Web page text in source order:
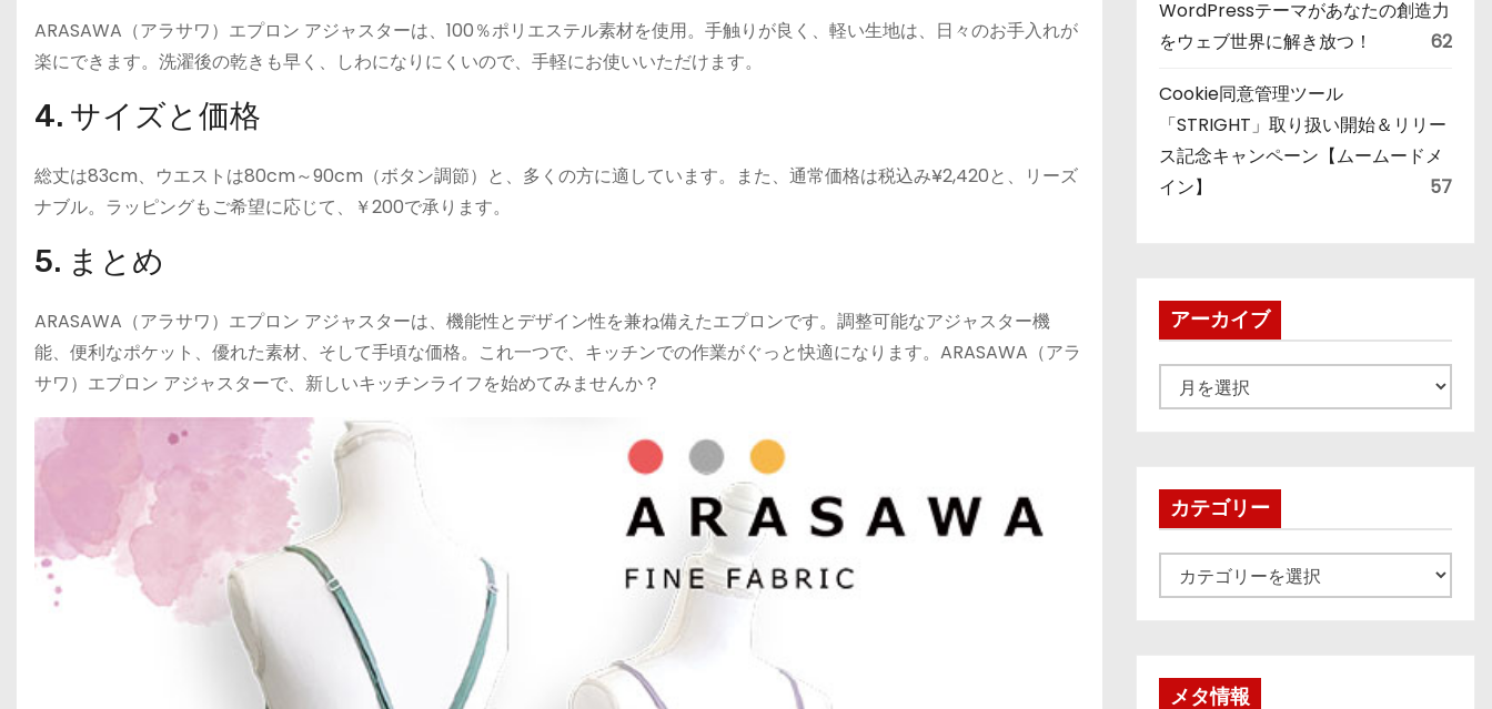
ARASAWA（アラサワ）エプロン アジャスターは、100％ポリエステル素材を使用。手触りが良く、軽い生地は、日々のお手入れが
楽にできます。洗濯後の乾きも早く、しわになりにくいので、手軽にお使いいただけます。
4. サイズと価格
総丈は83cm、ウエストは80cm～90cm（ボタン調節）と、多くの方に適しています。また、通常価格は税込み¥2,420と、リーズ
ナブル。ラッピングもご希望に応じて、￥200で承ります。
5. まとめ
ARASAWA（アラサワ）エプロン アジャスターは、機能性とデザイン性を兼ね備えたエプロンです。調整可能なアジャスター機
能、便利なポケット、優れた素材、そして手頃な価格。これ一つで、キッチンでの作業がぐっと快適になります。ARASAWA（アラ
サワ）エプロン アジャスターで、新しいキッチンライフを始めてみませんか？
WordPressテーマがあなたの創造力
をウェブ世界に解き放つ！
62
Cookie同意管理ツール
「STRIGHT」取り扱い開始＆リリー
ス記念キャンペーン【ムームードメ
イン】
57
アーカイブ
ー
ブカテゴリー
テ
メタ情報